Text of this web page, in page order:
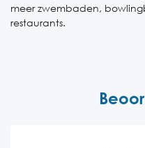
meer zwembaden,
restaurants.